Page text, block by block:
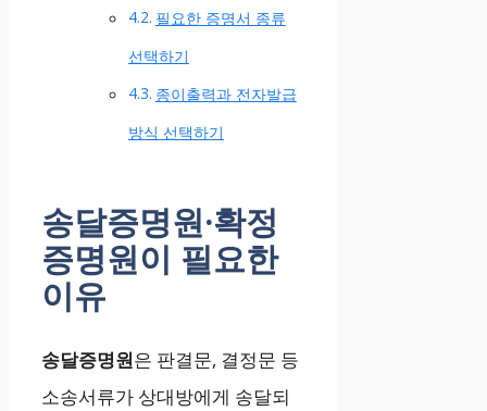
필요한 증명서 종류
선택하기
종이출력과 전자발급
방식 선택하기
송달증명원·확정
증명원이 필요한
이유
송달증명원은 판결문, 결정문 등
소송서류가 상대방에게 송달되